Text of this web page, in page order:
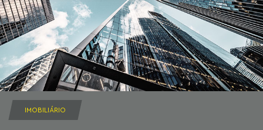
IMOBILIÁRIO